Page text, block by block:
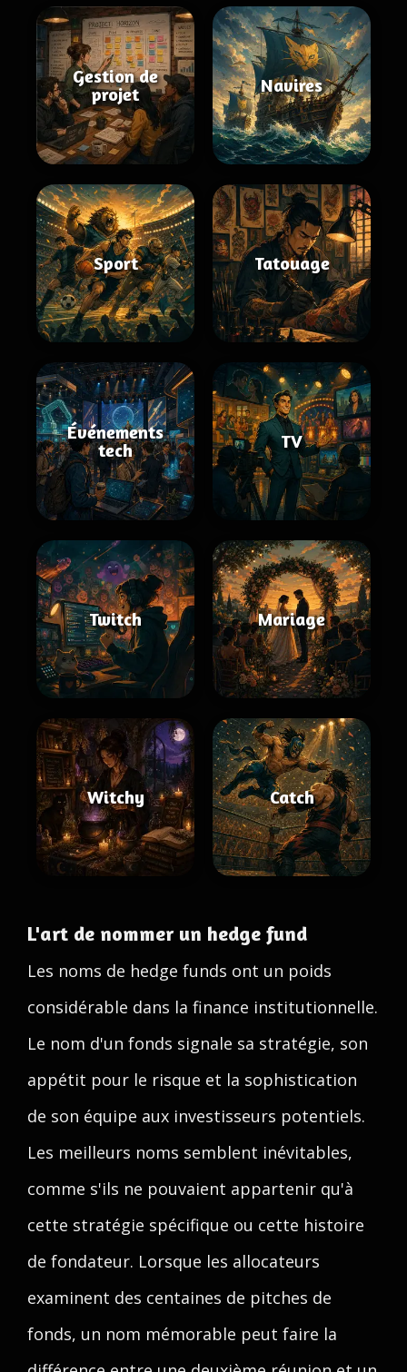
Gestion de
projet
Navires
Sport Tatouage
Événements
tech
TV
Twitch Mariage
Witchy Catch
L'art de nommer un hedge fund
Les noms de hedge funds ont un poids
considérable dans la finance institutionnelle.
Le nom d'un fonds signale sa stratégie, son
appétit pour le risque et la sophistication
de son équipe aux investisseurs potentiels.
Les meilleurs noms semblent inévitables,
comme s'ils ne pouvaient appartenir qu'à
cette stratégie spécifique ou cette histoire
de fondateur. Lorsque les allocateurs
examinent des centaines de pitches de
fonds, un nom mémorable peut faire la